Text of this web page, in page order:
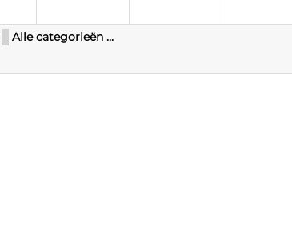
Alle categorieën ...